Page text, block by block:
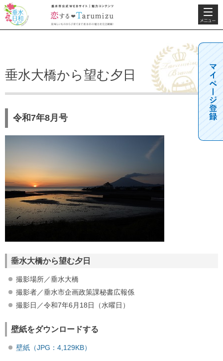
垂水日和
垂水市公式WEBサ
イト 魅力コンテン
ツ 恋するTarumizu
検索・共
通メニュ
ー
垂水大橋から望む夕日
令和7年8月号
垂水大橋から望む夕日
撮影場所／垂水大橋
撮影者／垂水市企画政策課秘書広報係
撮影日／令和7年6月18日（水曜日）
壁紙をダウンロードする
壁紙（JPG：4,129KB）